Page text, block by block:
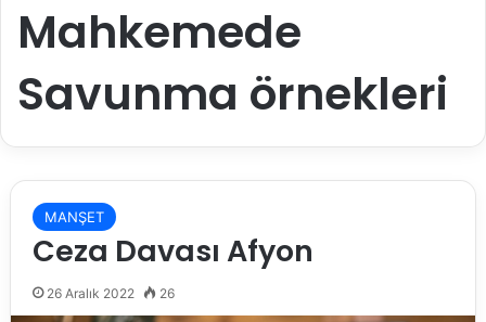
Mahkemede
Savunma örnekleri
MANŞET
Ceza Davası Afyon
26 Aralık 2022 26